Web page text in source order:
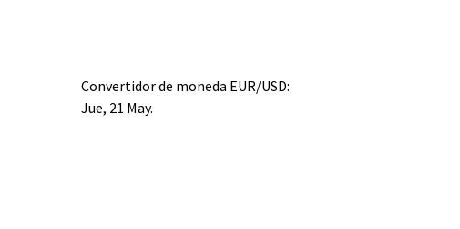
Convertidor de moneda EUR/USD:
Jue, 21 May.